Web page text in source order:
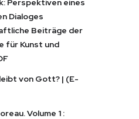
Perspektiven eines
Dialoges
Beiträge der
für Kunst und
von Gott? | (E-
Volume 1 :